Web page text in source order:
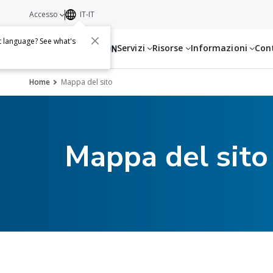
Servizi Risorse Informazioni
Accesso IT-IT
See what's
Home Mappa del sito
Mappa del sito